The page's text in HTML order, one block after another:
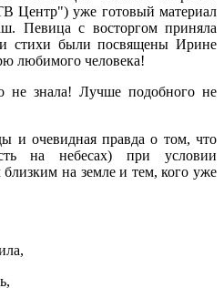
Центр") уже готовый материал
Певица с восторгом приняла
стихи были посвящены Ирине
любимого человека!
знала! Лучше подобного не
и очевидная правда о том, что
на небесах) при условии
на земле и тем, кого уже